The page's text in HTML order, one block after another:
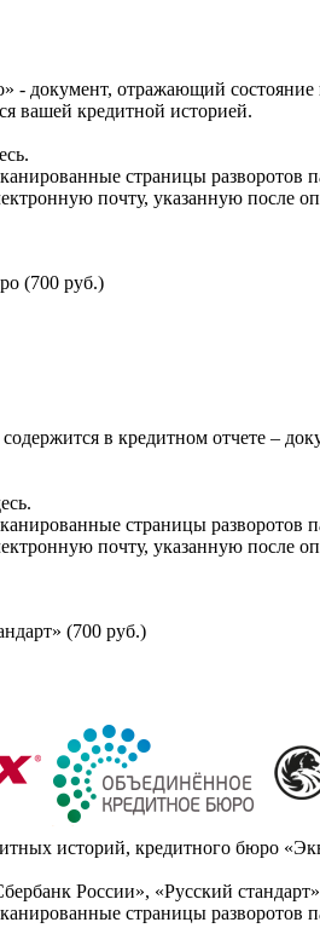
документ, отражающий
вашей кредитной историей.
страницы разворотов
почту, указанную после
(700 руб.)
в кредитном отчете –
страницы разворотов
почту, указанную после
(700 руб.)
историй, кредитного бюро
России», «Русский
страницы разворотов